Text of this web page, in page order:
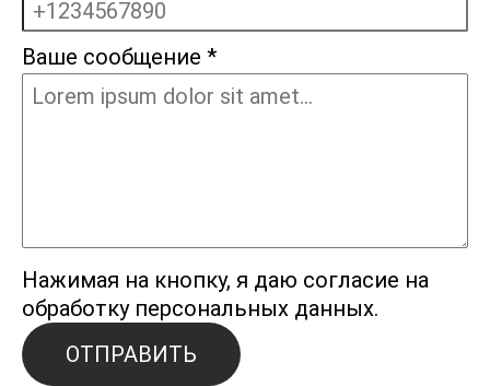
Ваше сообщение *
Нажимая на кнопку, я даю согласие на
обработку персональных данных.
ОТПРАВИТЬ